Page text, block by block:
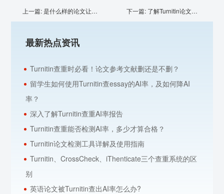
上一篇:是什么样的论文让Turnitin查出100%AI率？ 下一篇: 了解Turnitin论文检测，学会看检测报告
最新热点资讯
Turnitin查重时必看！论文参考文献删还是不删？
留学生如何使用Turnitin查essay的AI率，及如何降AI
率？
深入了解Turnitin查重AI率报告
Turnitin查重能否检测AI率，多少才算合格？
Turnitin论文检测工具详解及使用指南
Turnitin、CrossCheck、iThenticate三个查重系统的区
别
英语论文被Turnitin查出AI率怎么办?